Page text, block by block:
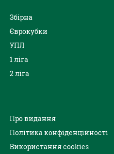
Збірна
Єврокубки
УПЛ
1 ліга
2 ліга
Про видання
Політика конфіденційності
Використання cookies